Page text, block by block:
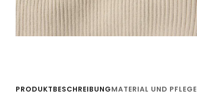
PRODUKTBESCHREIBUNGMATERIAL UND PFLEGE